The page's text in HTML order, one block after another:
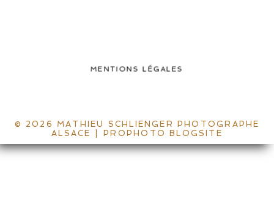
MENTIONS LÉGALES
© 2026 MATHIEU SCHLIENGER PHOTOGRAPHE
ALSACE
PROPHOTO BLOGSITE